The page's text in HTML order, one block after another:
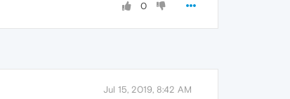
0
Jul 15, 2019, 8:42 AM